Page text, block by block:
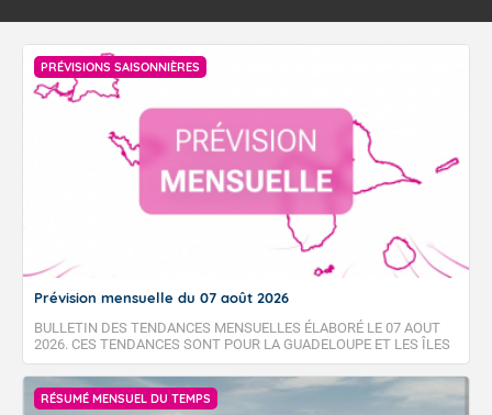
PRÉVISIONS SAISONNIÈRES
Prévision mensuelle du 07 août 2026
BULLETIN DES TENDANCES MENSUELLES ÉLABORÉ LE 07 AOUT
2026. CES TENDANCES SONT POUR LA GUADELOUPE ET LES ÎLES
DU NORD, SAINT-MARTIN ET SAINT-BARTHÉLEMY.
RÉSUMÉ MENSUEL DU TEMPS